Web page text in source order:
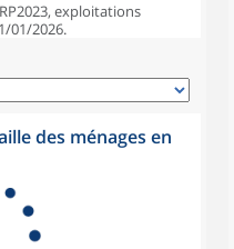
exploitations
01/2026.
des ménages en